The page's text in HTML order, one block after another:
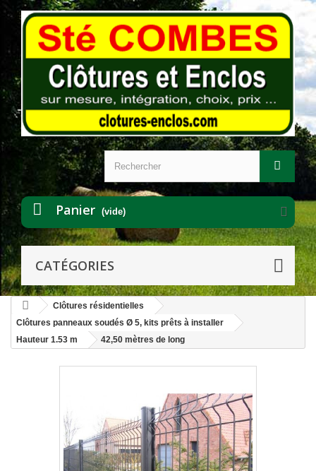
Panier (vide)
CATÉGORIES
Clôtures résidentielles
Clôtures panneaux soudés Ø 5, kits prêts à installer
Hauteur 1.53 m
42,50 mètres de long